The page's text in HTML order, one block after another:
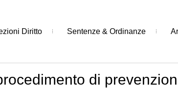
Diritto Sentenze & Ordinanze
di